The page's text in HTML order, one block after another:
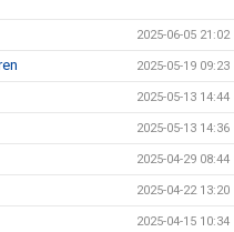
2025-06-05 21:02
2025-05-19 09:23
2025-05-13 14:44
2025-05-13 14:36
2025-04-29 08:44
2025-04-22 13:20
2025-04-15 10:34